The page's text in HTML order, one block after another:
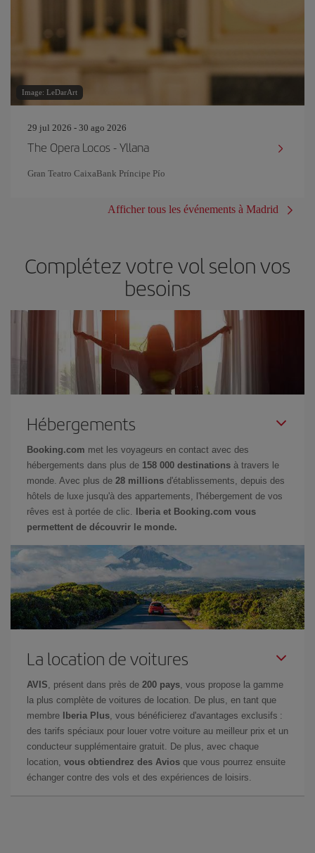
Image: LeDarArt
29 jul 2026 - 30 ago 2026
The Opera Locos - Yllana
Gran Teatro CaixaBank Príncipe Pío
Afficher tous les événements à Madrid
Complétez votre vol selon vos
besoins
Hébergements
Booking.com met les voyageurs en contact avec des
hébergements dans plus de 158 000 destinations à travers le
monde. Avec plus de 28 millions d'établissements, depuis des
hôtels de luxe jusqu'à des appartements, l'hébergement de vos
rêves est à portée de clic.
Iberia et Booking.com vous
permettent de découvrir le monde.
La location de voitures
AVIS, présent dans près de 200 pays, vous propose la gamme
la plus complète de voitures de location. De plus, en tant que
membre
Iberia Plus, vous bénéficierez d'avantages exclusifs :
des tarifs spéciaux pour louer votre voiture au meilleur prix et un
conducteur supplémentaire gratuit. De plus, avec chaque
location, vous obtiendrez des Avios que vous pourrez ensuite
échanger contre des vols et des expériences de loisirs.